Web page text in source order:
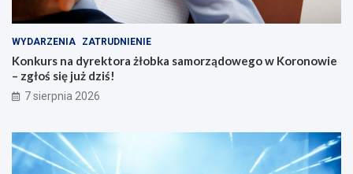
WYDARZENIA ZATRUDNIENIE
Konkurs na dyrektora żłobka samorządowego w Koronowie
– zgłoś się już dziś!
7 sierpnia 2026